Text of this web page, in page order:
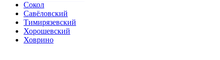
Сокол
Савёловский
Тимирязевский
Хорошевский
Ховрино